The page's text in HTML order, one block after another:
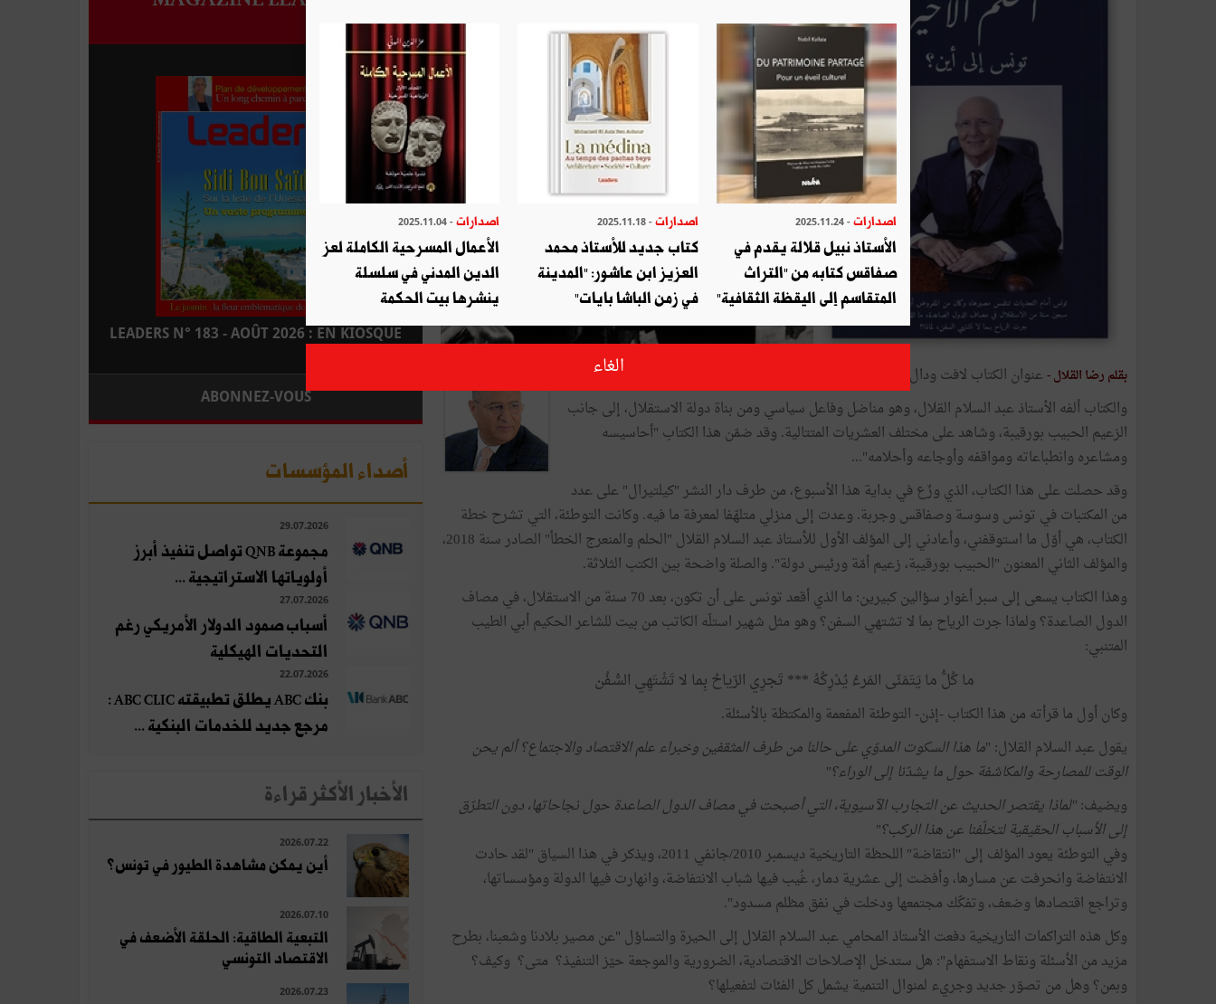
بقلم رضا القلال - عنوان الكتاب لافت ودال "الحلم الأخير"، بعنوان ثانوي: تونس إلى أين؟
والكتاب ألفه الأستاذ عبد السلام القلال، وهو مناضل وفاعل سياسي ومن بناة دولة الاستقلال، إلى جانب
الزعيم الحبيب بورقيبة، وشاهد على مختلف العشريات المتتالية. وقد ضمّن هذا الكتاب "أحاسيسه
ومشاعره وانطباعاته ومواقفه وأوجاعه وأحلامه"...
وقد حصلت على هذا الكتاب، الذي وزّع في بداية هذا الأسبوع، من طرف دار النشر "كيلتيرال" على عدد
من المكتبات في تونس وسوسة وصفاقس وجربة. وعدت إلى منزلي متلهّفا لمعرفة ما فيه. وكانت التوطئة، التي تشرح خطة
الكتاب، هي أوّل ما استوقفني، وأعادني إلى المؤلف الأول للأستاذ عبد السلام القلال "الحلم والمنعرج الخطأ" الصادر سنة 2018،
والمؤلف الثاني المعنون "الحبيب بورقيبة، زعيم أمّة ورئيس دولة". والصلة واضحة بين الكتب الثلاثة.
وهذا الكتاب يسعى إلى سبر أغوار سؤالين كبيرين: ما الذي أقعد تونس على أن تكون، بعد 70 سنة من الاستقلال، في مصاف
الدول الصاعدة؟ ولماذا جرت الرياح بما لا تشتهي السفن؟ وهو مثل شهير استلّه الكاتب من بيت للشاعر الحكيم أبي الطيب
المتنبي:
ما كُلُّ ما يَتَمَنّى المَرءُ يُدْرِكُهُ *** تَجرِي الرّياحُ بِما لا تَشْتَهِي السُّـفُن
وكان أول ما قرأته من هذا الكتاب -إذن- التوطئة المفعمة والمكتظة بالأسئلة.
يقول عبد السلام القلال: "ما هذا السكوت المدوّي على حالنا من طرف المثقفين وخبراء علم الاقتصاد والاجتماع؟ ألم يحن
الوقت للمصارحة والمكاشفة حول ما يشدّنا إلى الوراء؟"
ويضيف:"لماذا يقتصر الحديث عن التجارب الآسيوية، التي أصبحت في مصاف الدول الصاعدة حول نجاحاتها، دون التطرّق
إلى الأسباب الحقيقية لتخلّفنا عن هذا الركب؟"
وفي التوطئة يعود المؤلف إلى "انتقاضة" اللحظة التاريخية ديسمبر 2010/جانفي 2011، ويذكر في هذا السياق "لقد حادت
الانتفاضة وانحرفت عن مسارها، وأفضت إلى عشرية دمار، غُيب فيها شباب الانتفاضة، وانهارت فيها الدولة ومؤسساتها،
وتراجع اقتصادها وضعف، وتفكّك مجتمعها ودخلت في نفق مظلم مسدود".
وكل هذه التراكمات التاريخية دفعت الأستاذ المحامي عبد السلام القلال إلى الحيرة والتساؤل "عن مصير بلادنا وشعبنا، بطرح
مزيد من الأسئلة ونقاط الاستفهام": هل ستدخل الإصلاحات الاقتصادية، الضرورية والموجعة حيّز التنفيذ؟ متى؟ وكيف؟
وبمن؟ وهل من تصوّر جديد وجريء لمنوال التنمية يشمل كل الفئات لتفعيلها؟
LEADERS N° 183 - AOÛT 2026 : EN KIOSQUE
ABONNEZ-VOUS
أصداء المؤسسات
29.07.2026
مجموعة QNB تواصل تنفيذ أبرز
أولوياتها الاستراتيجية ...
27.07.2026
أسباب صمود الدولار الأمريكي رغم
التحديات الهيكلية
22.07.2026
بنك ABC يطلق تطبيقته ABC CLIC :
مرجع جديد للخدمات البنكية ...
الأخبار الأكثر قراءة
2026.07.22
أين يمكن مشاهدة الطيور في تونس؟
2026.07.10
التبعية الطاقية: الحلقة الأضعف في
الاقتصاد التونسي
2026.07.23
اصدارات - 2025.11.24
الأستاذ نبيل قلالة يقدم في
صفاقس كتابه من "التراث
المتقاسم إلى اليقظة الثقافية"
اصدارات - 2025.11.18
كتاب جديد للأستاذ محمد
العزيز ابن عاشور: "المدينة
في زمن الباشا بايات"
اصدارات- 2025.11.04
الأعمال المسرحية الكاملة لعز
الدين المدني في سلسلة
ينشرها بيت الحكمة
الغاء